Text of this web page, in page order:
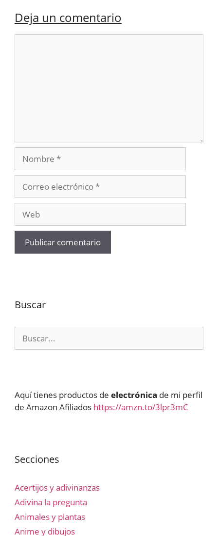
Deja un comentario
Nombre
electrónico
Buscar
Aquí tienes productos de electrónica de mi perfil
de Amazon Afiliados https://amzn.to/3lpr3mC
Secciones
Acertijos y adivinanzas
Adivina la pregunta
Animales y plantas
Anime y dibujos